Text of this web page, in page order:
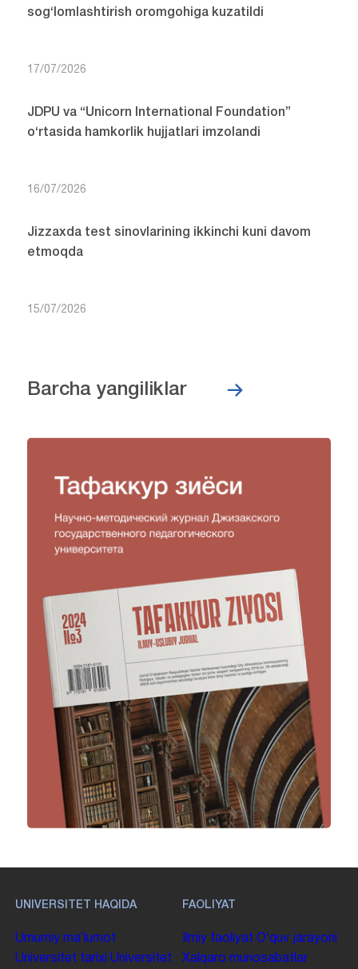
sog‘lomlashtirish oromgohiga kuzatildi
17/07/2026
JDPU va “Unicorn International Foundation”
o‘rtasida hamkorlik hujjatlari imzolandi
16/07/2026
Jizzaxda test sinovlarining ikkinchi kuni davom
etmoqda
15/07/2026
Barcha yangiliklar
UNIVERSITET HAQIDA
Umumiy maʼlumot
Universitet tarixi Universitet
FAOLIYAT
Ilmiy faoliyat Oʻquv jarayoni
Xalqaro munosabatlar